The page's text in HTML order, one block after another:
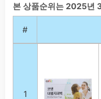
본 상품순위는 2025년
#
1